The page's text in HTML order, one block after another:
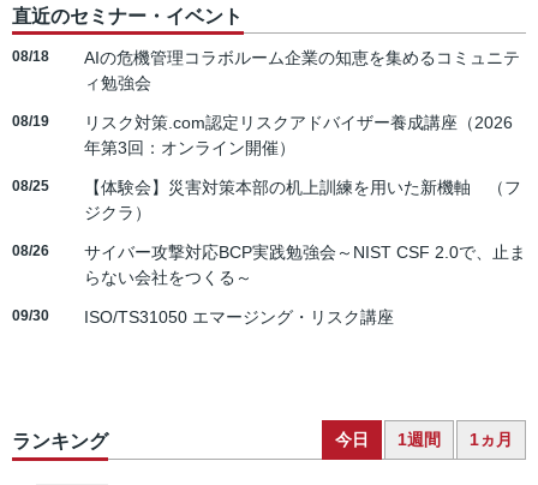
直近のセミナー・イベント
08/18
AIの危機管理コラボルーム企業の知恵を集めるコミュニテ
ィ勉強会
08/19
リスク対策.com認定リスクアドバイザー養成講座（2026
年第3回：オンライン開催）
08/25
【体験会】災害対策本部の机上訓練を用いた新機軸 （フ
ジクラ）
08/26
サイバー攻撃対応BCP実践勉強会～NIST CSF 2.0で、止ま
らない会社をつくる～
09/30 ISO/TS31050 エマージング・リスク講座
ランキング 今日 1週間 1ヵ月